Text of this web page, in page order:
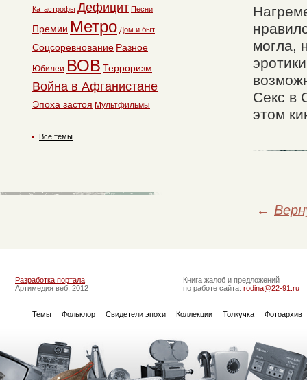
могла,
Секс в
этом
←
Катастрофы Дефицит Песни
Премии Метро Дом и быт
Соцсоревнование Разное
Юбилеи ВОВ Терроризм
Война в Афганистане
Эпоха застоя Мультфильмы
Все темы
Разработка портала
Артимедия веб, 2012
Книга жалоб и предложений
по работе сайта: rodina@22-91.ru
Темы Фольклор Свидетели эпохи Коллекции Толкучка Фотоархив